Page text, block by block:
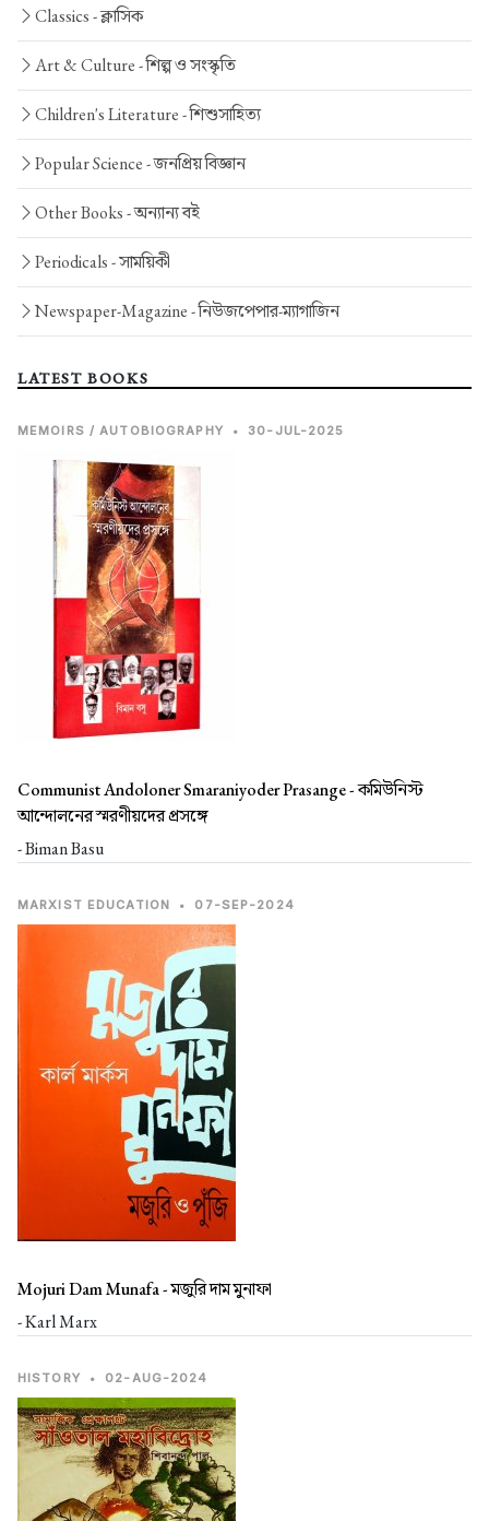
Classics -ক্লাসিক
Art & Culture -শিল্প ও সংস্কৃতি
Children's Literature -শিশুসাহিত্য
Popular Science -জনপ্রিয় বিজ্ঞান
Other Books -অন্যান্য বই
Periodicals -সাময়িকী
Newspaper-Magazine -নিউজপেপার-ম্যাগাজিন
LATEST BOOKS
MEMOIRS / AUTOBIOGRAPHY • 30-JUL-2025
Communist Andoloner Smaraniyoder Prasange -কমিউনিস্ট
আন্দোলনের স্মরণীয়দের প্রসঙ্গে
- Biman Basu
MARXIST EDUCATION • 07-SEP-2024
Mojuri Dam Munafa -মজুরি দাম মুনাফা
- Karl Marx
HISTORY • 02-AUG-2024